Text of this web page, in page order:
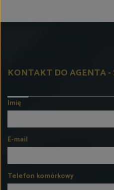
KONTAKT DO AGENTA
Imię
E-mail
Telefon komórkowy